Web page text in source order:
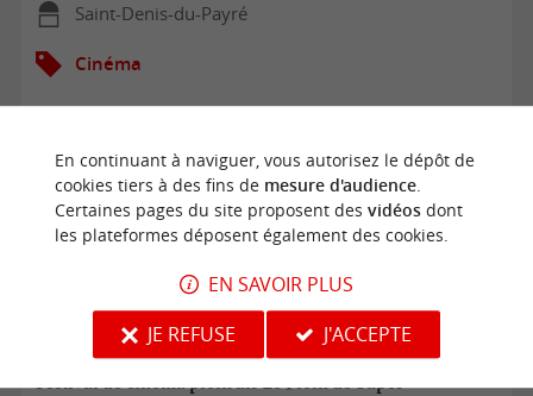
Saint-Denis-du-Payré
Cinéma
Festival de cinéma plein air Le Plein de Super
En continuant à naviguer, vous autorisez le dépôt de
cookies tiers à des fins de mesure d'audience.
Certaines pages du site proposent des vidéosdont
les plateformes déposent également des cookies.
EN SAVOIR PLUS
JE REFUSE
J'ACCEPTE